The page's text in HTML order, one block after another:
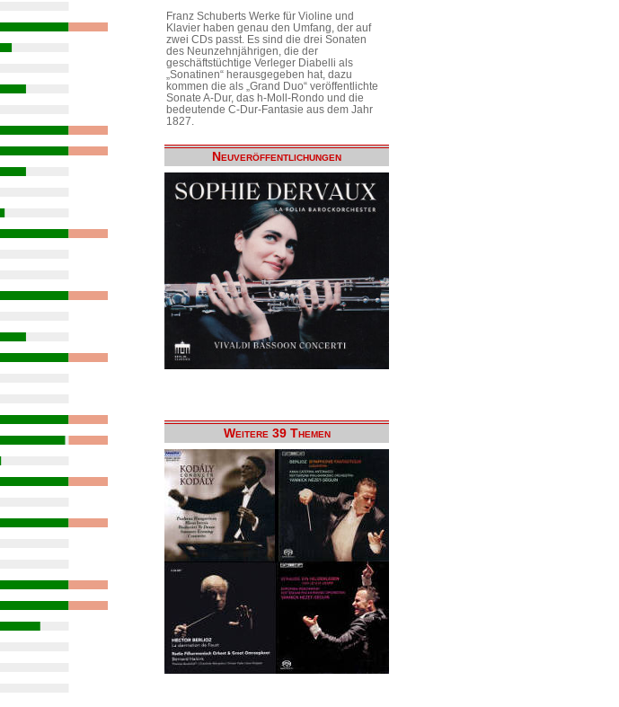
Franz Schuberts Werke für Violine und
Klavier haben genau den Umfang, der auf
zwei CDs passt. Es sind die drei Sonaten
des Neunzehnjährigen, die der
geschäftstüchtige Verleger Diabelli als
„Sonatinen“ herausgegeben hat, dazu
kommen die als „Grand Duo“ veröffentlichte
Sonate A-Dur, das h-Moll-Rondo und die
bedeutende C-Dur-Fantasie aus dem Jahr
1827.
Neuveröffentlichungen
Weitere 39 Themen